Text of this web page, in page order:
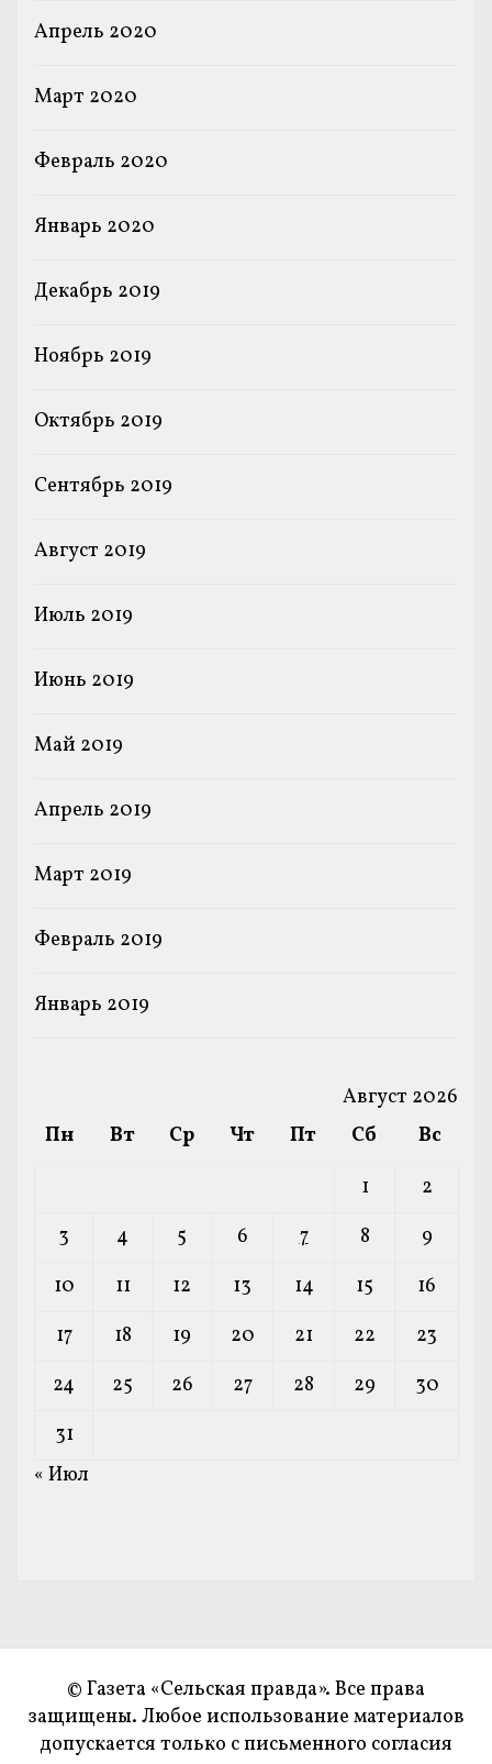
Апрель 2020
Март 2020
Февраль 2020
Январь 2020
Декабрь 2019
Ноябрь 2019
Октябрь 2019
Сентябрь 2019
Август 2019
Июль 2019
Июнь 2019
Май 2019
Апрель 2019
Март 2019
Февраль 2019
Январь 2019
Август 2026
Пн
Вт Ср Чт Пт Сб
Вс
1
2
3
4 5 6 7 8
9
10
11 12 13 14 15
16
17
18 19 20 21 22
23
24
25 26 27 28 29
30
31
« Июл
© Газета «Сельская правда». Все права
защищены. Любое использование материалов
допускается только с письменного согласия